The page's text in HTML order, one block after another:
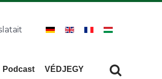
Podcast VÉDJEGY